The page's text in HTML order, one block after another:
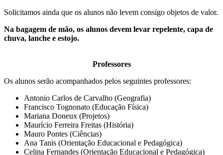
Solicitamos ainda que os alunos não levem consigo objetos de valor.
Na bagagem de mão, os alunos devem levar repelente, capa de
chuva, lanche e estojo.
Professores
Os alunos serão acompanhados pelos seguintes professores:
Antonio Carlos de Carvalho (Geografia)
Francisco Tognonato (Educação Física)
Mariana Doneux (Projetos)
Maurício Ferreira Freitas (História)
Mauro Pontes (Ciências)
Ana Tanis (Orientação Educacional e Pedagógica)
Celina Fernandes (Orientação Educacional e Pedagógica)